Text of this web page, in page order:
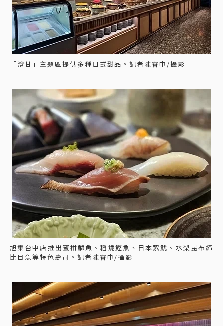
「澄甘」主題區提供多種日式甜品。記者陳睿中/攝影
旭集台中店推出蜜柑鰤魚、稻燒鰹魚、日本紫魷、水梨昆布締
比目魚等特色壽司。記者陳睿中/攝影